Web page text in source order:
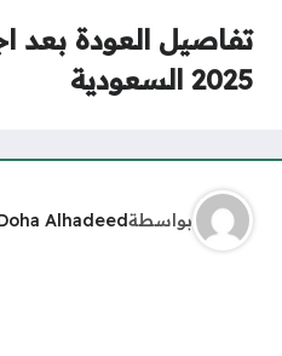
تفاصيل العودة بعد
2025 السعودية
بواسطةAlhadeed